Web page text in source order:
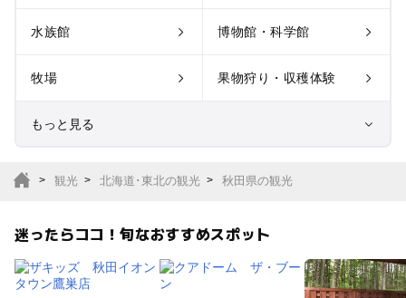
水族館 博物館・科学館
牧場 果物狩り・収穫体験
もっと見る
サファリパーク
植物園・フラワーパー
ク
観光 北海道･東北の観光 秋田県の観光
迷ったらココ！旬なおすすめスポット